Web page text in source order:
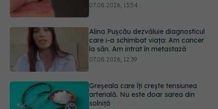
07.08.2026, 13:54
Alina Pușcău dezvăluie diagnosticul
care i-a schimbat viața: Am cancer
la sân. Am intrat în metastază
07.08.2026, 12:39
Greșeala care îți crește tensiunea
arterială. Nu este doar sarea din
solniță